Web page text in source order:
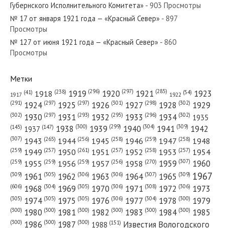
№ 84 от апреля 1928 года — «Красный Север»
№ 214 от октября 1946 года — «Красный Север»
№ 249 от октября 1934 года — «Красный Север»
Губернского Исполнительного Комитета» - 903 Просмотры
№ 17 от января 1921 года — «Красный Север» - 897
Просмотры
№ 127 от июня 1921 года — «Красный Север» - 860
Просмотры
Метки
1917 (41) 1918 (238) 1919 (296) 1920 (297) 1921 (285) 1922 (54) 1923
(291) 1924 (297) 1925 (297) 1926 (301) 1927 (298) 1928 (302) 1929
(302) 1930 (297) 1931 (293) 1932 (295) 1933 (296) 1934 (302) 1935
(145) 1937 (147) 1938 (300) 1939 (299) 1940 (304) 1941 (309) 1942
(307) 1943 (265) 1944 (256) 1945 (258) 1946 (259) 1947 (258) 1948
(259) 1949 (257) 1950 (261) 1951 (257) 1952 (258) 1953 (257) 1954
(259) 1955 (259) 1956 (259) 1957 (256) 1958 (270) 1959 (307) 1960
(309) 1961 (305) 1962 (306) 1963 (306) 1964 (307) 1965 (309) 1967
(606) 1968 (304) 1969 (305) 1970 (306) 1971 (308) 1972 (306) 1973
(305) 1974 (305) 1975 (305) 1976 (306) 1977 (304) 1978 (300) 1979
(300) 1980 (300) 1981 (300) 1982 (300) 1983 (300) 1984 (300) 1985
(300) 1986 (300) 1987 (300) 1988 (151) Известия Вологодского